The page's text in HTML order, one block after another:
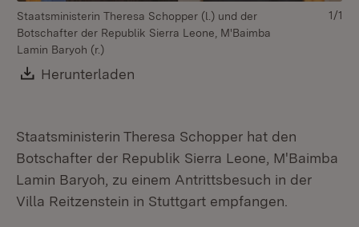
Staatsministerin Theresa Schopper (l.) und der
Botschafter der Republik Sierra Leone, M'Baimba
Lamin Baryoh (r.)
Download:
Herunterladen
1/1
Staatsministerin Theresa Schopper hat den
Botschafter der Republik Sierra Leone, M'Baimba
Lamin Baryoh, zu einem Antrittsbesuch in der
Villa Reitzenstein in Stuttgart empfangen.